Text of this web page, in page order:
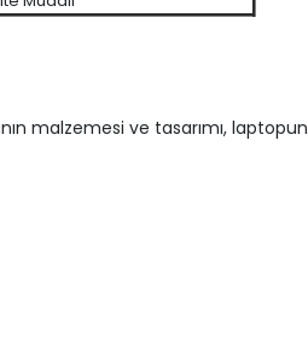
ve tasarımı, laptopun